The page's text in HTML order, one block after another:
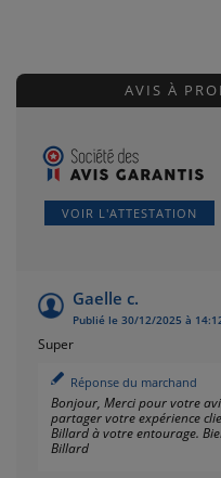
AVIS À
VOIR L'ATTESTATION
Gaelle c.
Publié le 30/12/2025 à
Super
Réponse du marchand
Bonjour, Merci pour votre
partager votre expérience
Billard à votre entourage.
Billard